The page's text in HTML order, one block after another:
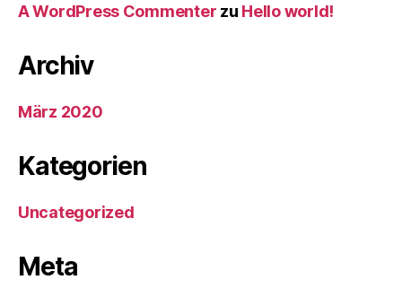
A WordPress Commenter zu Hello world!
Archiv
März 2020
Kategorien
Uncategorized
Meta